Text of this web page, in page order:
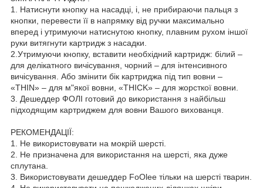
1. Натиснути кнопку на насадці, і, не прибираючи пальця з
кнопки, перевести її в напрямку від ручки максимально
вперед і утримуючи натиснутою кнопку, плавним рухом іншої
руки витягнути картридж з насадки.
2.Утримуючи кнопку, вставити необхідний картридж: білий –
для делікатного вичісування, чорний – для інтенсивного
вичісування. Або змінити бік картриджа під тип вовни –
«THIN» – для м"якої вовни, «THICK» – для жорсткої вовни.
3. Дешеддер ФОЛІ готовий до використання з найбільш
підходящим картриджем для вовни Вашого вихованця.
РЕКОМЕНДАЦІЇ:
1. Не використовувати на мокрій шерсті.
2. Не призначена для використання на шерсті, яка дуже
сплутана.
3. Використовувати дешеддер FoOlee тільки на шерсті тварин.